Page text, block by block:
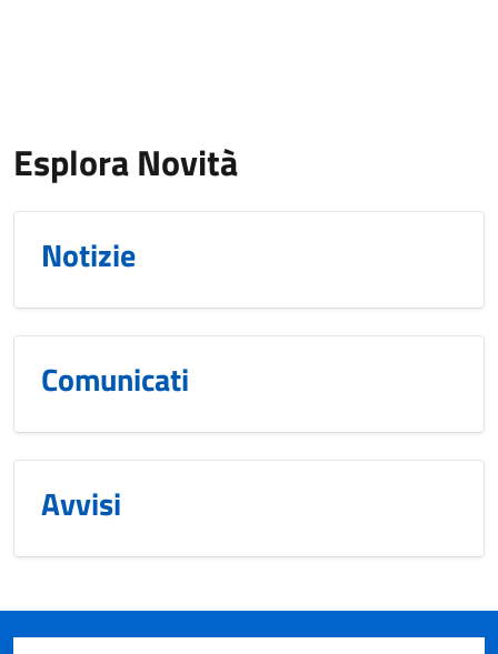
Esplora Novità
Notizie
Comunicati
Avvisi